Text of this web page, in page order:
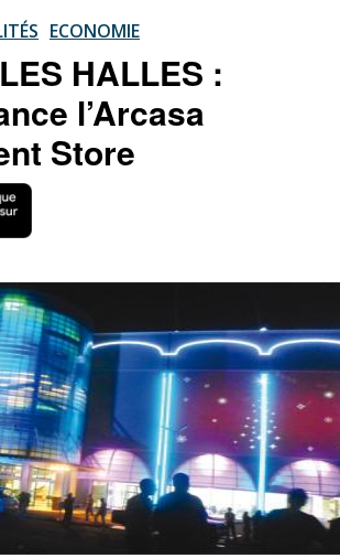
ECONOMIE
HALLES :
l’Arcasa
Store